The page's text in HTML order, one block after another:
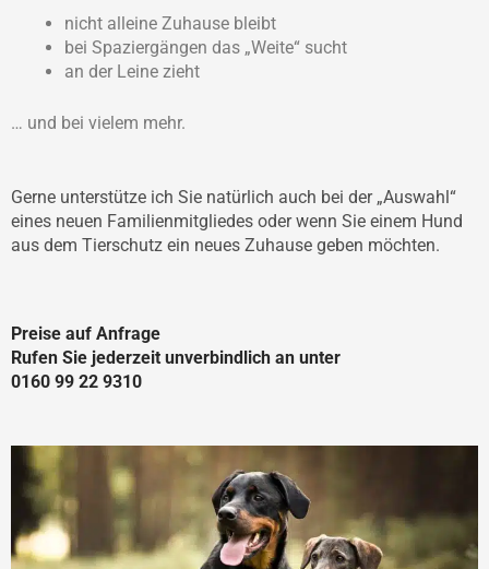
nicht alleine Zuhause bleibt
bei Spaziergängen das „Weite“ sucht
an der Leine zieht
… und bei vielem mehr.
Gerne unterstütze ich Sie natürlich auch bei der „Auswahl“
eines neuen Familienmitgliedes oder wenn Sie einem Hund
aus dem Tierschutz ein neues Zuhause geben möchten.
Preise auf Anfrage
Rufen Sie jederzeit unverbindlich an unter
0160 99 22 9310